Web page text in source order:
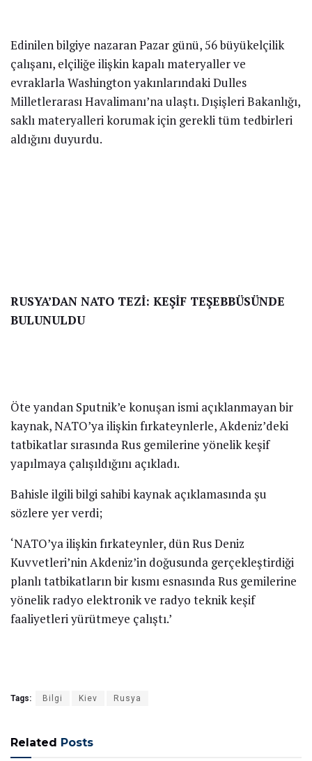
Edinilen bilgiye nazaran Pazar günü, 56 büyükelçilik
çalışanı, elçiliğe ilişkin kapalı materyaller ve
evraklarla Washington yakınlarındaki Dulles
Milletlerarası Havalimanı’na ulaştı. Dışişleri Bakanlığı,
saklı materyalleri korumak için gerekli tüm tedbirleri
aldığını duyurdu.
RUSYA’DAN NATO TEZİ: KEŞİF TEŞEBBÜSÜNDE
BULUNULDU
Öte yandan Sputnik’e konuşan ismi açıklanmayan bir
kaynak, NATO’ya ilişkin fırkateynlerle, Akdeniz’deki
tatbikatlar sırasında Rus gemilerine yönelik keşif
yapılmaya çalışıldığını açıkladı.
Bahisle ilgili bilgi sahibi kaynak açıklamasında şu
sözlere yer verdi;
‘NATO’ya ilişkin fırkateynler, dün Rus Deniz
Kuvvetleri’nin Akdeniz’in doğusunda gerçekleştirdiği
planlı tatbikatların bir kısmı esnasında Rus gemilerine
yönelik radyo elektronik ve radyo teknik keşif
faaliyetleri yürütmeye çalıştı.’
Tags: Bilgi Kiev Rusya
Related Posts